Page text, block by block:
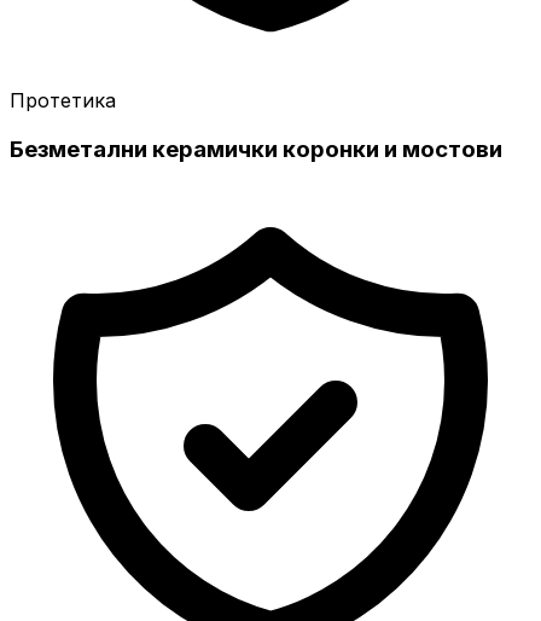
Протетика
Безметални керамички коронки и мостови